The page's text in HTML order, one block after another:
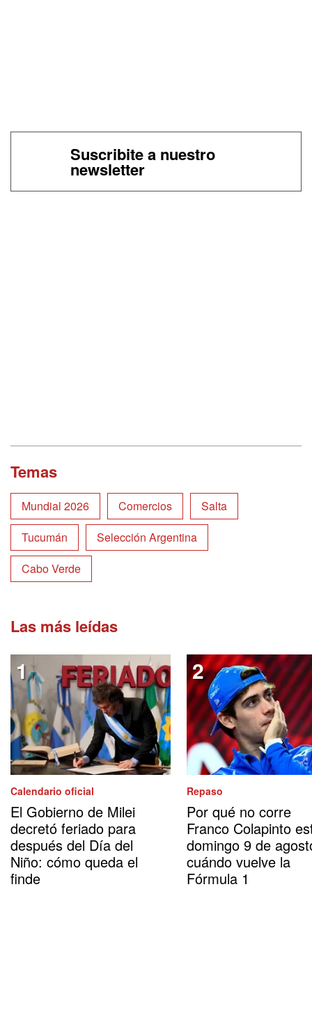
Suscribite a nuestro
newsletter
Temas
Mundial 2026 Comercios
Salta
Tucumán
Selección Argentina
Cabo Verde
Las más leídas
Calendario oficial
El Gobierno de Milei
decretó feriado para
después del Día del
Niño: cómo queda el
finde
Repaso
Por qué no corre
Franco Colapinto
domingo 9 de
cuándo vuelve la
Fórmula 1